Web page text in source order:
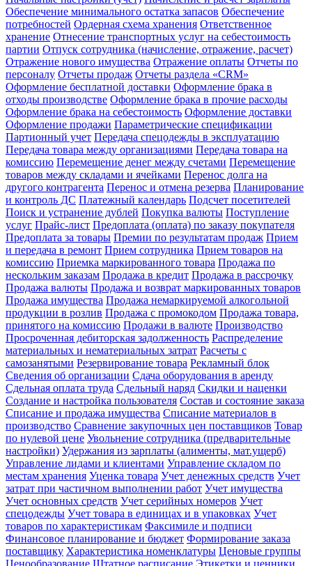
Обеспечение минимального остатка запасов Обеспечение
потребностей Ордерная схема хранения Ответственное
хранение Отнесение транспортных услуг на себестоимость
партии Отпуск сотрудника (начисление, отражение, расчет)
Отражение нового имущества Отражение оплаты Отчеты по
персоналу Отчеты продаж Отчеты раздела «CRM»
Оформление бесплатной доставки Оформление брака в
отходы производстве Оформление брака в прочие расходы
Оформление брака на себестоимость Оформление доставки
Оформление продажи Параметрические спецификации
Партионный учет Передача спецодежды в эксплуатацию
Передача товара между организациями Передача товара на
комиссию Перемещение денег между счетами Перемещение
товаров между складами и ячейками Перенос долга на
другого контрагента Перенос и отмена резерва Планирование
и контроль ДС Платежный календарь Подсчет посетителей
Поиск и устранение дублей Покупка валюты Поступление
услуг Прайс-лист Предоплата (оплата) по заказу покупателя
Предоплата за товары Премии по результатам продаж Прием
и передача в ремонт Прием сотрудника Прием товаров на
комиссию Приемка маркированного товара Продажа по
нескольким заказам Продажа в кредит Продажа в рассрочку
Продажа валюты Продажа и возврат маркированных товаров
Продажа имущества Продажа немаркируемой алкогольной
продукции в розлив Продажа с промокодом Продажа товара,
принятого на комиссию Продажи в валюте Производство
Просроченная дебиторская задолженность Распределение
материальных и нематериальных затрат Расчеты с
самозанятыми Резервирование товара Рекламный блок
Сведения об организации Сдача оборудования в аренду
Сдельная оплата труда Сдельный наряд Скидки и наценки
Создание и настройка пользователя Состав и состояние заказа
Списание и продажа имущества Списание материалов в
производство Сравнение закупочных цен поставщиков Товар
по нулевой цене Увольнение сотрудника (предварительные
настройки) Удержания из зарплаты (алименты, мат.ущерб)
Управление лидами и клиентами Управление складом по
местам хранения Уценка товара Учет денежных средств Учет
затрат при частичном выполнении работ Учет имущества
Учет основных средств Учет серийных номеров Учет
спецодежды Учет товара в единицах и в упаковках Учет
товаров по характеристикам Факсимиле и подписи
Финансовое планирование и бюджет Формирование заказа
поставщику Характеристика номенклатуры Ценовые группы
Ценообразование Штатное расписание Этикетки и ценники